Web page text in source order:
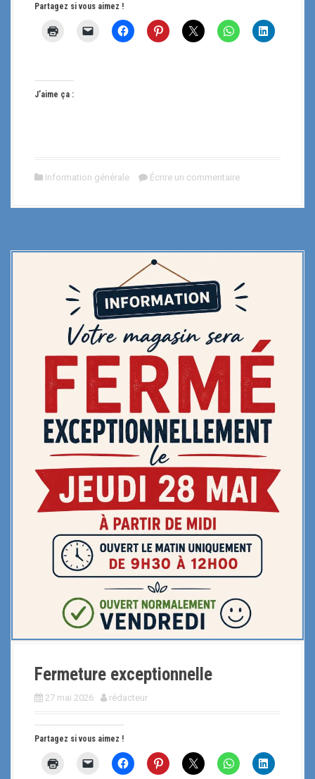
Partagez si vous aimez !
J’aime ça :
Information générale Écrire un commentaire
Fermeture exceptionnelle
27 mai 2026 rédacteur
Partagez si vous aimez !